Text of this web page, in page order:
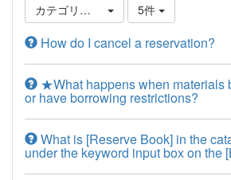
カテゴリ選択 5件
How do I cancel a reservation?
★What happens when materials
or have borrowing restrictions?
What is [Reserve Book] in the
under the keyword input box on the